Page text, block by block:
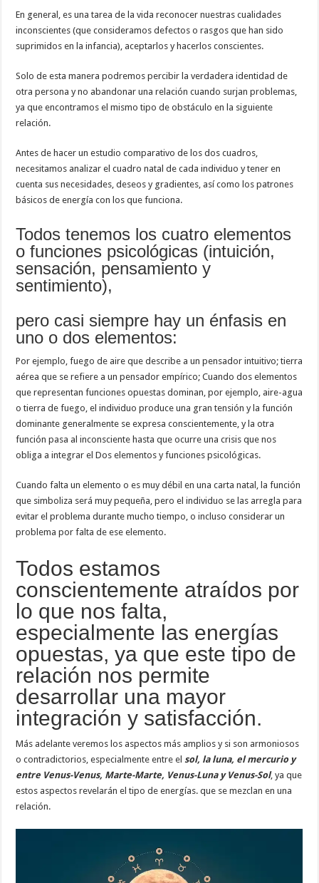
En general, es una tarea de la vida reconocer nuestras cualidades
inconscientes (que consideramos defectos o rasgos que han sido
suprimidos en la infancia), aceptarlos y hacerlos conscientes.
Solo de esta manera podremos percibir la verdadera identidad de
otra persona y no abandonar una relación cuando surjan problemas,
ya que encontramos el mismo tipo de obstáculo en la siguiente
relación.
Antes de hacer un estudio comparativo de los dos cuadros,
necesitamos analizar el cuadro natal de cada individuo y tener en
cuenta sus necesidades, deseos y gradientes, así como los patrones
básicos de energía con los que funciona.
Todos tenemos los cuatro elementos
o funciones psicológicas (intuición,
sensación, pensamiento y
sentimiento),
pero casi siempre hay un énfasis en
uno o dos elementos:
Por ejemplo, fuego de aire que describe a un pensador intuitivo; tierra
aérea que se refiere a un pensador empírico; Cuando dos elementos
que representan funciones opuestas dominan, por ejemplo, aire-agua
o tierra de fuego, el individuo produce una gran tensión y la función
dominante generalmente se expresa conscientemente, y la otra
función pasa al inconsciente hasta que ocurre una crisis que nos
obliga a integrar el Dos elementos y funciones psicológicas.
Cuando falta un elemento o es muy débil en una carta natal, la función
que simboliza será muy pequeña, pero el individuo se las arregla para
evitar el problema durante mucho tiempo, o incluso considerar un
problema por falta de ese elemento.
Todos estamos
conscientemente atraídos por
lo que nos falta,
especialmente las energías
opuestas, ya que este tipo de
relación nos permite
desarrollar una mayor
integración y satisfacción.
Más adelante veremos los aspectos más amplios y si son armoniosos
o contradictorios, especialmente entre elsol, la luna, el mercurio y
entre Venus-Venus, Marte-Marte, Venus-Luna y Venus-Sol, ya que
estos aspectos revelarán el tipo de energías. que se mezclan en una
relación.